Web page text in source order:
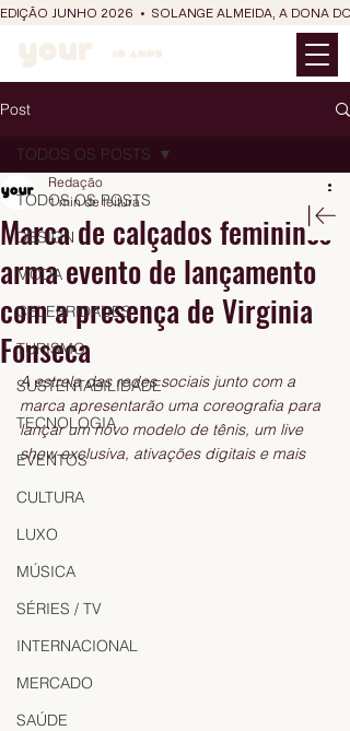
EDIÇÃO JUNHO 2026  •  SOLANGE ALMEIDA, A DONA
Post
TODOS OS POSTS
DESIGN
MODA
CELEBRIDADES
TURISMO
SUSTENTABILIDADE
TECNOLOGIA
EVENTOS
CULTURA
LUXO
MÚSICA
SÉRIES / TV
INTERNACIONAL
MERCADO
SAÚDE
TODOS OS POSTS
Marca de calçados femininos
arma evento de lançamento
com a presença de Virginia
Fonseca
Redação
1 min de leitura
A estrela das redes sociais junto com a
marca apresentarão uma coreografia para
lançar um novo modelo de tênis, um live
show exclusiva, ativações digitais e mais